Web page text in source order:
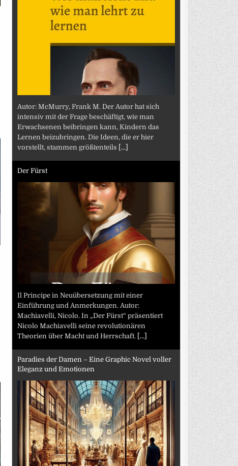
Autor: McMurry, Frank M. Der Autor hat sich
intensiv mit der Frage beschäftigt, wie man
Erwachsenen beibringen kann, Kindern das
Lernen beizubringen. Die Ideen, die er hier
vorstellt, stammen größtenteils [...]
Der Fürst
Il Principe in Neuübersetzung mit einer
Einführung und Anmerkungen. Autor:
Machiavelli, Nicolo. In „Der Fürst“ präsentiert
Nicolo Machiavelli seine revolutionären
Theorien über Macht und Herrschaft. [...]
Paradies der Damen – Eine Graphic Novel voller
Eleganz und Emotionen